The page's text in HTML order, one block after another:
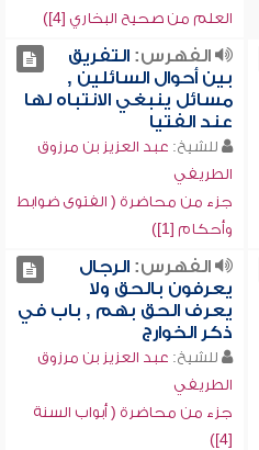
العلم من صحيح البخاري [4])
الفهرس:التفريق
بين أحوال السائلين ,
مسائل ينبغي الانتباه لها
عند الفتيا
للشيخ: عبد العزيز بن مرزوق
الطريفي
جزء من محاضرة ( الفتوى ضوابط
وأحكام [1])
الفهرس:الرجال
يعرفون بالحق ولا
يعرف الحق بهم , باب في
ذكر الخوارج
للشيخ: عبد العزيز بن مرزوق
الطريفي
جزء من محاضرة ( أبواب السنة
[4])